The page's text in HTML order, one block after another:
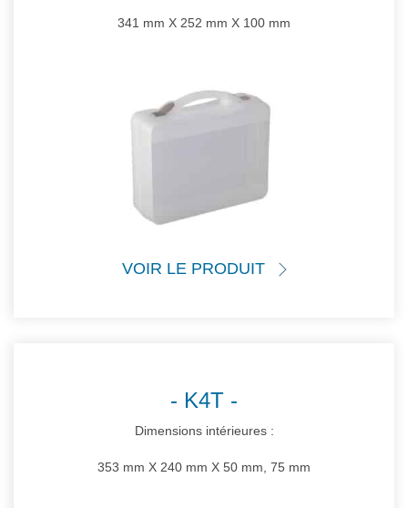
341 mm X 252 mm X 100 mm
VOIR LE PRODUIT
K4T
Dimensions intérieures :
353 mm X 240 mm X 50 mm, 75 mm